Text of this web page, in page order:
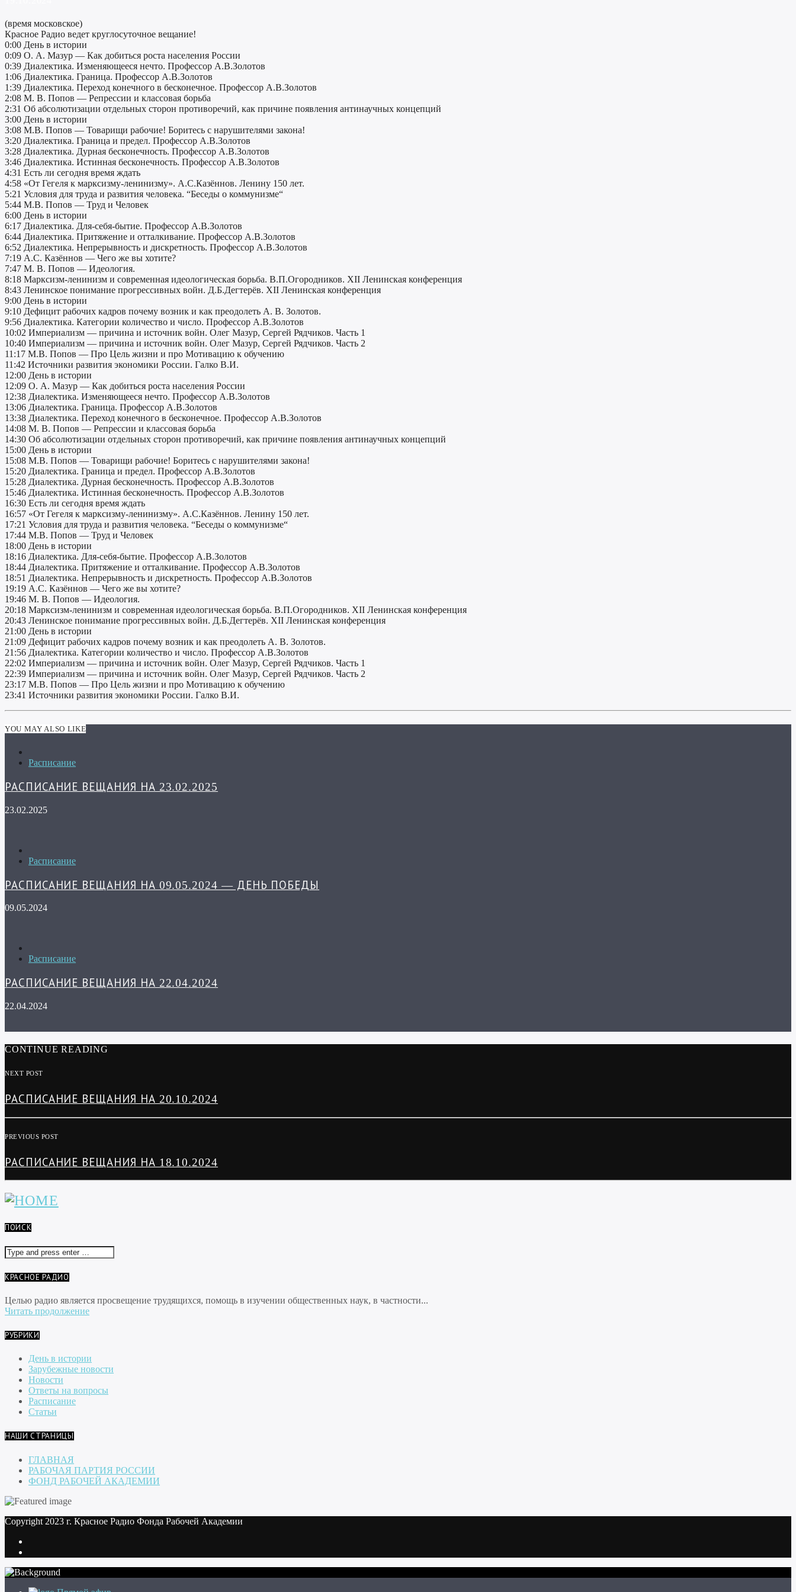
(время московское)
Красное Радио ведет круглосуточное вещание!
0:00 День в истории
0:09 О. А. Мазур — Как добиться роста населения России
0:39 Диалектика. Изменяющееся нечто. Профессор А.В.Золотов
1:06 Диалектика. Граница. Профессор А.В.Золотов
1:39 Диалектика. Переход конечного в бесконечное. Профессор А.В.Золотов
2:08 М. В. Попов — Репрессии и классовая борьба
2:31 Об абсолютизации отдельных сторон противоречий, как причине появления антинаучных концепций
3:00 День в истории
3:08 М.В. Попов — Товарищи рабочие! Боритесь с нарушителями закона!
3:20 Диалектика. Граница и предел. Профессор А.В.Золотов
3:28 Диалектика. Дурная бесконечность. Профессор А.В.Золотов
3:46 Диалектика. Истинная бесконечность. Профессор А.В.Золотов
4:31 Есть ли сегодня время ждать
4:58 «От Гегеля к марксизму-ленинизму». А.С.Казённов. Ленину 150 лет.
5:21 Условия для труда и развития человека. “Беседы о коммунизме“
5:44 М.В. Попов — Труд и Человек
6:00 День в истории
6:17 Диалектика. Для-себя-бытие. Профессор А.В.Золотов
6:44 Диалектика. Притяжение и отталкивание. Профессор А.В.Золотов
6:52 Диалектика. Непрерывность и дискретность. Профессор А.В.Золотов
7:19 А.С. Казённов — Чего же вы хотите?
7:47 М. В. Попов — Идеология.
8:18 Марксизм-ленинизм и современная идеологическая борьба. В.П.Огородников. XII Ленинская конференция
8:43 Ленинское понимание прогрессивных войн. Д.Б.Дегтерёв. XII Ленинская конференция
9:00 День в истории
9:10 Дефицит рабочих кадров почему возник и как преодолеть А. В. Золотов.
9:56 Диалектика. Категории количество и число. Профессор А.В.Золотов
10:02 Империализм — причина и источник войн. Олег Мазур, Сергей Рядчиков. Часть 1
10:40 Империализм — причина и источник войн. Олег Мазур, Сергей Рядчиков. Часть 2
11:17 М.В. Попов — Про Цель жизни и про Мотивацию к обучению
11:42 Источники развития экономики России. Галко В.И.
12:00 День в истории
12:09 О. А. Мазур — Как добиться роста населения России
12:38 Диалектика. Изменяющееся нечто. Профессор А.В.Золотов
13:06 Диалектика. Граница. Профессор А.В.Золотов
13:38 Диалектика. Переход конечного в бесконечное. Профессор А.В.Золотов
14:08 М. В. Попов — Репрессии и классовая борьба
14:30 Об абсолютизации отдельных сторон противоречий, как причине появления антинаучных концепций
15:00 День в истории
15:08 М.В. Попов — Товарищи рабочие! Боритесь с нарушителями закона!
15:20 Диалектика. Граница и предел. Профессор А.В.Золотов
15:28 Диалектика. Дурная бесконечность. Профессор А.В.Золотов
15:46 Диалектика. Истинная бесконечность. Профессор А.В.Золотов
16:30 Есть ли сегодня время ждать
16:57 «От Гегеля к марксизму-ленинизму». А.С.Казённов. Ленину 150 лет.
17:21 Условия для труда и развития человека. “Беседы о коммунизме“
17:44 М.В. Попов — Труд и Человек
18:00 День в истории
18:16 Диалектика. Для-себя-бытие. Профессор А.В.Золотов
18:44 Диалектика. Притяжение и отталкивание. Профессор А.В.Золотов
18:51 Диалектика. Непрерывность и дискретность. Профессор А.В.Золотов
19:19 А.С. Казённов — Чего же вы хотите?
19:46 М. В. Попов — Идеология.
20:18 Марксизм-ленинизм и современная идеологическая борьба. В.П.Огородников. XII Ленинская конференция
20:43 Ленинское понимание прогрессивных войн. Д.Б.Дегтерёв. XII Ленинская конференция
21:00 День в истории
21:09 Дефицит рабочих кадров почему возник и как преодолеть А. В. Золотов.
21:56 Диалектика. Категории количество и число. Профессор А.В.Золотов
22:02 Империализм — причина и источник войн. Олег Мазур, Сергей Рядчиков. Часть 1
22:39 Империализм — причина и источник войн. Олег Мазур, Сергей Рядчиков. Часть 2
23:17 М.В. Попов — Про Цель жизни и про Мотивацию к обучению
23:41 Источники развития экономики России. Галко В.И.
YOU MAY ALSO LIKE
Расписание
РАСПИСАНИЕ ВЕЩАНИЯ НА 23.02.2025
23.02.2025
Расписание
РАСПИСАНИЕ ВЕЩАНИЯ НА 09.05.2024 — ДЕНЬ ПОБЕДЫ
09.05.2024
Расписание
РАСПИСАНИЕ ВЕЩАНИЯ НА 22.04.2024
22.04.2024
CONTINUE READING
NEXT POST
РАСПИСАНИЕ ВЕЩАНИЯ НА 20.10.2024
PREVIOUS POST
РАСПИСАНИЕ ВЕЩАНИЯ НА 18.10.2024
ПОИСК
КРАСНОЕ РАДИО
Целью радио является просвещение трудящихся, помощь в изучении общественных наук, в частности...
Читать продолжение
РУБРИКИ
День в истории
Зарубежные новости
Новости
Ответы на вопросы
Расписание
Статьи
НАШИ СТРАНИЦЫ
ГЛАВНАЯ
РАБОЧАЯ ПАРТИЯ РОССИИ
ФОНД РАБОЧЕЙ АКАДЕМИИ
Copyright 2023 г. Красное Радио Фонда Рабочей Академии